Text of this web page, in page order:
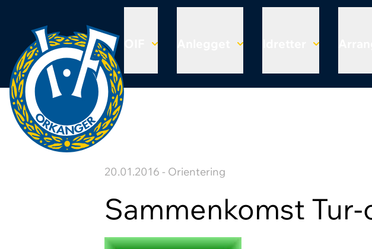
20.01.2016 - Orientering
Sammenkomst Tur-